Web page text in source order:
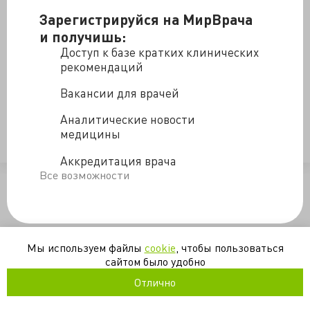
Зарегистрируйся на МирВрача
и получишь:
Доступ к базе кратких клинических
рекомендаций
Вакансии для врачей
Аналитические новости
медицины
Аккредитация врача
Все возможности
Большинство онкобольных умирает не от первичной
опухоли, а от её метастазов. В видео подробно
объясняется как происходит подготовка к
метастазирование, выживание клеток в кровотоке и
развитие метастаза на новом месте
метастазы онкология патогенез
Мы используем файлы cookie , чтобы пользоваться
сайтом было удобно
Отлично
/blogs/kak_proiskhodit_metastazirovanie_rakovykh_opukholey-02-